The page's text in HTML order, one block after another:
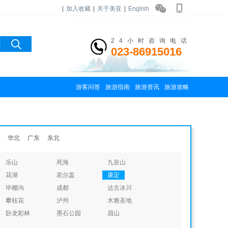
加入收藏 关于美亚 English
24小时咨询电话
023-86915016
游客问答 旅游指南 旅游资讯 旅游攻略
华北 广东 东北
乐山 死海
九皇山
花湖 若尔盖
康定
毕棚沟 成都
达古冰川
攀枝花 泸州
木雅圣地
卧龙彩林 墨石公园
眉山